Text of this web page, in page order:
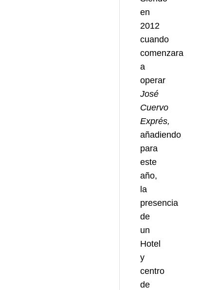
en
2012
cuando
comenzara
a
operar
José
Cuervo
Exprés,
añadiendo
para
este
año,
la
presencia
de
un
Hotel
y
centro
de